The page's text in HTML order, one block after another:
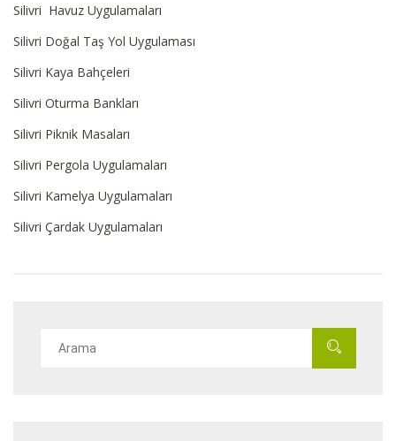
Silivri Havuz Uygulamaları
Silivri Doğal Taş Yol Uygulaması
Silivri Kaya Bahçeleri
Silivri Oturma Bankları
Silivri Piknik Masaları
Silivri Pergola Uygulamaları
Silivri Kamelya Uygulamaları
Silivri Çardak Uygulamaları